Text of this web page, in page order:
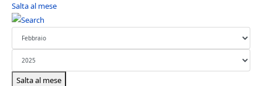
Salta al mese
Salta al mese